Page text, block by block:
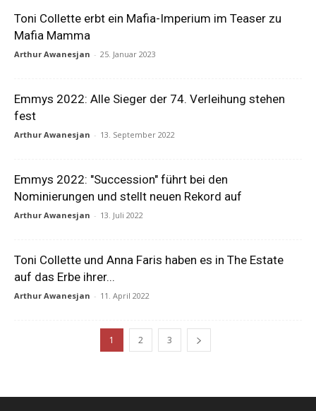
Toni Collette erbt ein Mafia-Imperium im Teaser zu
Mafia Mamma
Arthur Awanesjan - 25. Januar 2023
Emmys 2022: Alle Sieger der 74. Verleihung stehen
fest
Arthur Awanesjan - 13. September 2022
Emmys 2022: "Succession" führt bei den
Nominierungen und stellt neuen Rekord auf
Arthur Awanesjan - 13. Juli 2022
Toni Collette und Anna Faris haben es in The Estate
auf das Erbe ihrer...
Arthur Awanesjan - 11. April 2022
1 2 3